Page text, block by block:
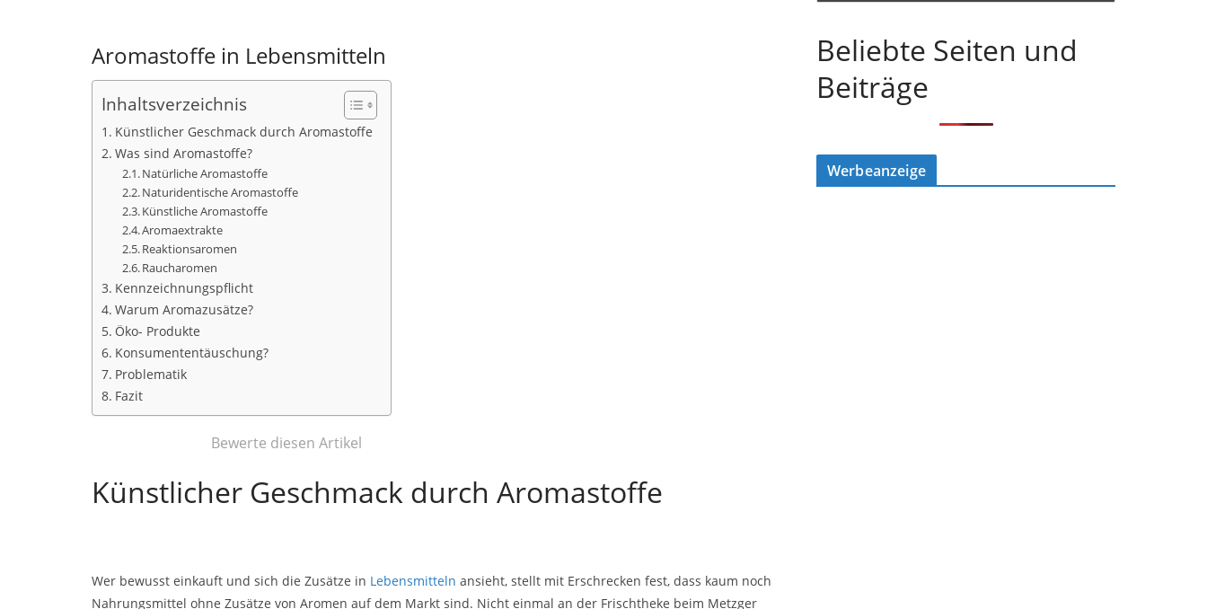
Aromastoffe in Lebensmitteln
Inhaltsverzeichnis
Künstlicher Geschmack durch Aromastoffe
Was sind Aromastoffe?
Natürliche Aromastoffe
Naturidentische Aromastoffe
Künstliche Aromastoffe
Aromaextrakte
Reaktionsaromen
Raucharomen
Kennzeichnungspflicht
Warum Aromazusätze?
Öko- Produkte
Konsumententäuschung?
Problematik
Fazit
Bewerte diesen Artikel
Künstlicher Geschmack durch Aromastoffe
Wer bewusst einkauft und sich die Zusätze in Lebensmitteln ansieht, stellt mit Erschrecken fest, dass kaum noch
Nahrungsmittel ohne Zusätze von Aromen auf dem Markt sind. Nicht einmal an der Frischtheke beim Metzger
Beliebte Seiten und
Beiträge
Werbeanzeige